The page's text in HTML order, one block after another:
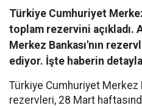
Türkiye Cumhuriyet
toplam rezervini açıkladı.
Merkez Bankası'nın
ediyor. İşte haberin
Türkiye Cumhuriyet Merkez
rezervleri, 28 Mart